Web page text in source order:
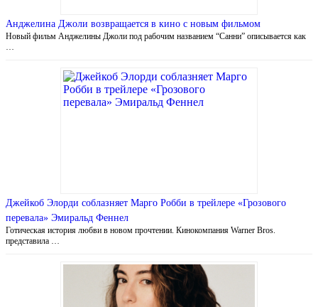
Анджелина Джоли возвращается в кино с новым фильмом
Новый фильм Анджелины Джоли под рабочим названием “Санни” описывается как
Джейкоб Элорди соблазняет Марго Робби в трейлере «Грозового
перевала» Эмиральд Феннел
Готическая история любви в новом прочтении. Кинокомпания Warner Bros.
представила …